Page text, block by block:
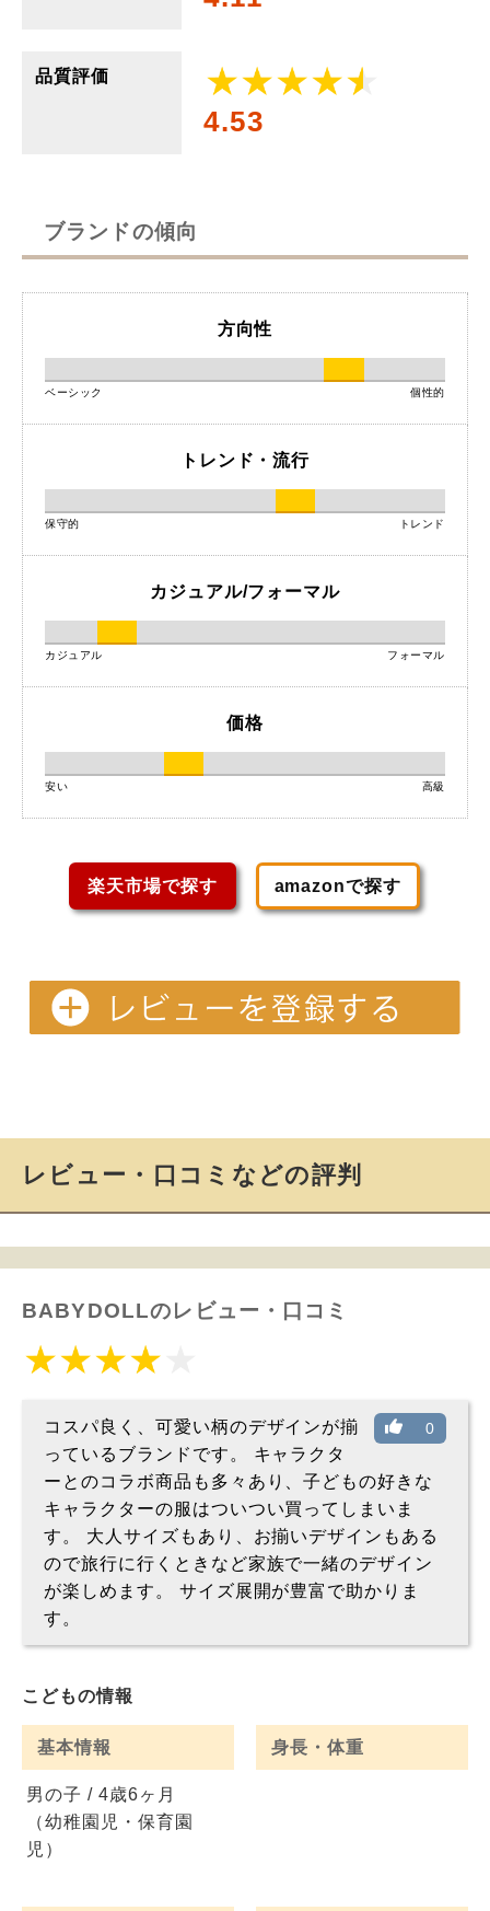
品質評価
4.53
ブランドの傾向
方向性
ベーシック 個性的
トレンド・流行
保守的 トレンド
カジュアル/フォーマル
カジュアル フォーマル
価格
安い 高級
楽天市場で探す amazonで探す
レビュー・口コミなどの評判
BABYDOLLのレビュー・口コミ
0
コスパ良く、可愛い柄のデザインが揃
っているブランドです。 キャラクタ
ーとのコラボ商品も多々あり、子どもの好きな
キャラクターの服はついつい買ってしまいま
す。 大人サイズもあり、お揃いデザインもある
ので旅行に行くときなど家族で一緒のデザイン
が楽しめます。 サイズ展開が豊富で助かりま
す。
こどもの情報
基本情報
男の子 / 4歳6ヶ月
（幼稚園児・保育園
児）
身長・体重